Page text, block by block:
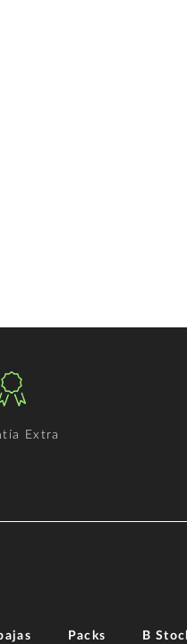
Extra
Packs B